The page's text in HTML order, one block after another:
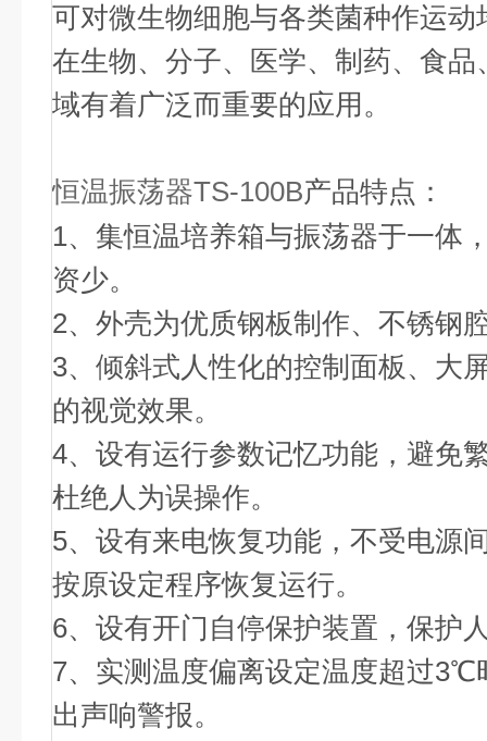
可对微生物细胞与各类菌种作运
在生物、分子、医学、制药、食
域有着广泛而重要的应用。
恒温振荡器TS-100B产品特点：
1、集恒温培养箱与振荡器于一体
资少。
2、外壳为优质钢板制作、不锈钢
3、倾斜式人性化的控制面板、大
的视觉效果。
4、设有运行参数记忆功能，避免
杜绝人为误操作。
5、设有来电恢复功能，不受电源
按原设定程序恢复运行。
6、设有开门自停保护装置，保护
7、实测温度偏离设定温度超过3℃
出声响警报。